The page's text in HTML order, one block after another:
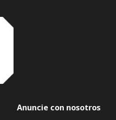
Anuncie con nosotros